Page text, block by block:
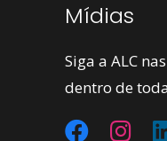
Mídias
Siga a ALC
dentro de